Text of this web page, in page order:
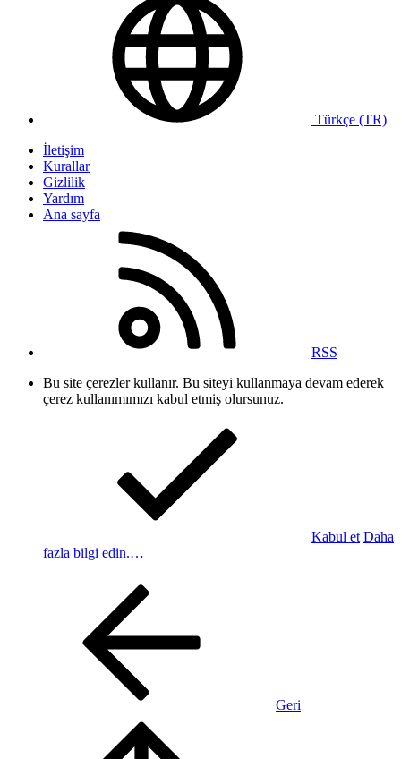
Türkçe (TR)
İletişim
Kurallar
Gizlilik
Yardım
Ana sayfa
RSS
Bu site çerezler kullanır. Bu siteyi kullanmaya devam ederek
çerez kullanımımızı kabul etmiş olursunuz.
Kabul et Daha
fazla bilgi edin.…
Geri